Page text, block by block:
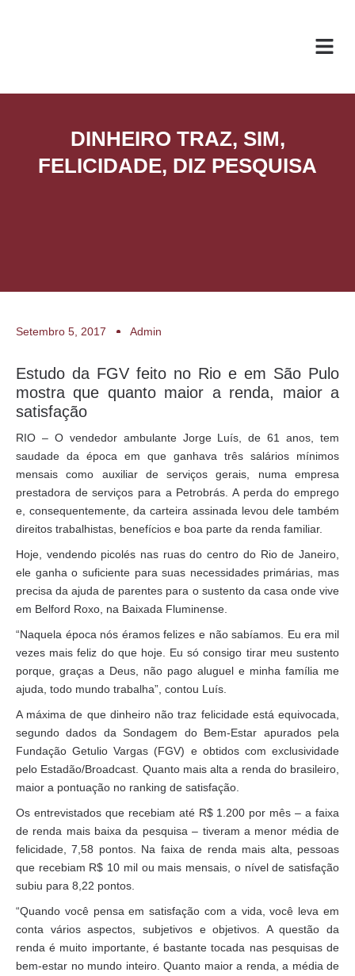
DINHEIRO TRAZ, SIM,
FELICIDADE, DIZ PESQUISA
Setembro 5, 2017 Admin
Estudo da FGV feito no Rio e em São Pulo
mostra que quanto maior a renda, maior a
satisfação
RIO – O vendedor ambulante Jorge Luís, de 61 anos, tem
saudade da época em que ganhava três salários mínimos
mensais como auxiliar de serviços gerais, numa empresa
prestadora de serviços para a Petrobrás. A perda do emprego
e, consequentemente, da carteira assinada levou dele também
direitos trabalhistas, benefícios e boa parte da renda familiar.
Hoje, vendendo picolés nas ruas do centro do Rio de Janeiro,
ele ganha o suficiente para suas necessidades primárias, mas
precisa da ajuda de parentes para o sustento da casa onde vive
em Belford Roxo, na Baixada Fluminense.
“Naquela época nós éramos felizes e não sabíamos. Eu era mil
vezes mais feliz do que hoje. Eu só consigo tirar meu sustento
porque, graças a Deus, não pago aluguel e minha família me
ajuda, todo mundo trabalha”, contou Luís.
A máxima de que dinheiro não traz felicidade está equivocada,
segundo dados da Sondagem do Bem-Estar apurados pela
Fundação Getulio Vargas (FGV) e obtidos com exclusividade
pelo Estadão/Broadcast. Quanto mais alta a renda do brasileiro,
maior a pontuação no ranking de satisfação.
Os entrevistados que recebiam até R$ 1.200 por mês – a faixa
de renda mais baixa da pesquisa – tiveram a menor média de
felicidade, 7,58 pontos. Na faixa de renda mais alta, pessoas
que recebiam R$ 10 mil ou mais mensais, o nível de satisfação
subiu para 8,22 pontos.
“Quando você pensa em satisfação com a vida, você leva em
conta vários aspectos, subjetivos e objetivos. A questão da
renda é muito importante, é bastante tocada nas pesquisas de
bem-estar no mundo inteiro. Quanto maior a renda, a média de